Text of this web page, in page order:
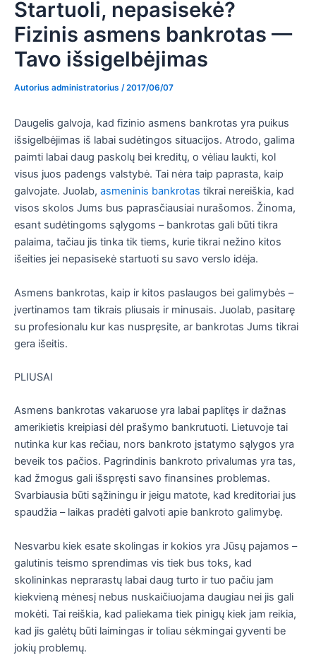
Startuoli, nepasisekė?
Fizinis asmens bankrotas —
Tavo išsigelbėjimas
Autorius administratorius /2017/06/07
Daugelis galvoja, kad fizinio asmens bankrotas yra puikus
išsigelbėjimas iš labai sudėtingos situacijos. Atrodo, galima
paimti labai daug paskolų bei kreditų, o vėliau laukti, kol
visus juos padengs valstybė. Tai nėra taip paprasta, kaip
galvojate. Juolab, asmeninis bankrotas tikrai nereiškia, kad
visos skolos Jums bus paprasčiausiai nurašomos. Žinoma,
esant sudėtingoms sąlygoms – bankrotas gali būti tikra
palaima, tačiau jis tinka tik tiems, kurie tikrai nežino kitos
išeities jei nepasisekė startuoti su savo verslo idėja.
Asmens bankrotas, kaip ir kitos paslaugos bei galimybės –
įvertinamos tam tikrais pliusais ir minusais. Juolab, pasitarę
su profesionalu kur kas nuspręsite, ar bankrotas Jums tikrai
gera išeitis.
PLIUSAI
Asmens bankrotas vakaruose yra labai paplitęs ir dažnas
amerikietis kreipiasi dėl prašymo bankrutuoti. Lietuvoje tai
nutinka kur kas rečiau, nors bankroto įstatymo sąlygos yra
beveik tos pačios. Pagrindinis bankroto privalumas yra tas,
kad žmogus gali išspręsti savo finansines problemas.
Svarbiausia būti sąžiningu ir jeigu matote, kad kreditoriai jus
spaudžia – laikas pradėti galvoti apie bankroto galimybę.
Nesvarbu kiek esate skolingas ir kokios yra Jūsų pajamos –
galutinis teismo sprendimas vis tiek bus toks, kad
skolininkas neprarastų labai daug turto ir tuo pačiu jam
kiekvieną mėnesį nebus nuskaičiuojama daugiau nei jis gali
mokėti. Tai reiškia, kad paliekama tiek pinigų kiek jam reikia,
kad jis galėtų būti laimingas ir toliau sėkmingai gyventi be
jokių problemų.